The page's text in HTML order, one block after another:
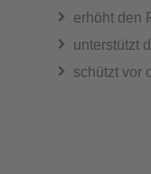
erhöht den
unterstützt
schützt vor